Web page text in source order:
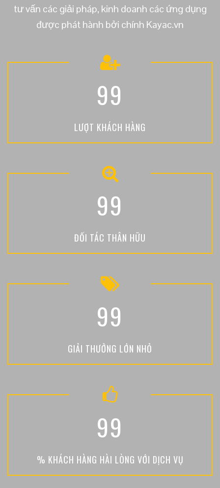
tư vấn các giải pháp, kinh doanh các ứng dụng
được phát hành bởi chính Kayac.vn
99
LƯỢT KHÁCH HÀNG
99
ĐỐI TÁC THÂN HỮU
99
GIẢI THƯỞNG LỚN NHỎ
99
% KHÁCH HÀNG HÀI LÒNG VỚI DỊCH VỤ